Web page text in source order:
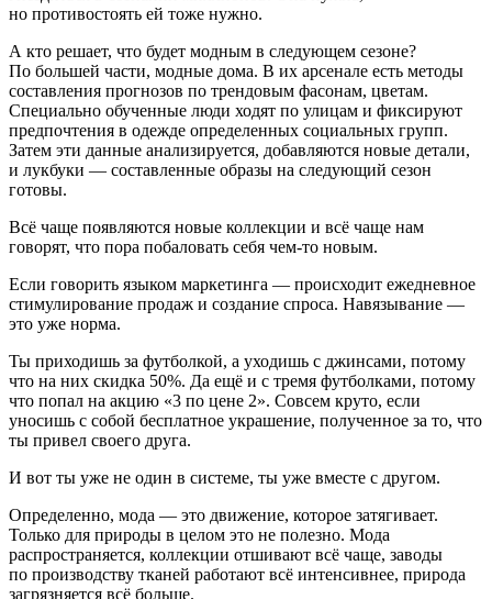
но противостоять ей тоже нужно.
А кто решает, что будет модным в следующем сезоне?
По большей части, модные дома. В их арсенале есть методы
составления прогнозов по трендовым фасонам, цветам.
Специально обученные люди ходят по улицам и фиксируют
предпочтения в одежде определенных социальных групп.
Затем эти данные анализируется, добавляются новые детали,
и лукбуки — составленные образы на следующий сезон
готовы.
Всё чаще появляются новые коллекции и всё чаще нам
говорят, что пора побаловать себя чем-то новым.
Если говорить языком маркетинга — происходит ежедневное
стимулирование продаж и создание спроса. Навязывание —
это уже норма.
Ты приходишь за футболкой, а уходишь с джинсами, потому
что на них скидка 50%. Да ещё и с тремя футболками, потому
что попал на акцию «3 по цене 2». Совсем круто, если
уносишь с собой бесплатное украшение, полученное за то, что
ты привел своего друга.
И вот ты уже не один в системе, ты уже вместе с другом.
Определенно, мода — это движение, которое затягивает.
Только для природы в целом это не полезно. Мода
распространяется, коллекции отшивают всё чаще, заводы
по производству тканей работают всё интенсивнее, природа
загрязняется всё больше.